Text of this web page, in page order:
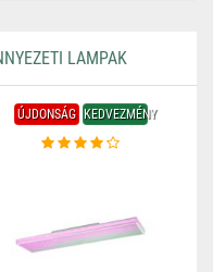
LAMPAK
ÚJDONSÁG KEDVEZMÉNY